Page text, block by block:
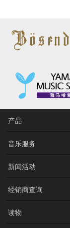
产品
音乐服务
新闻活动
经销商查询
读物